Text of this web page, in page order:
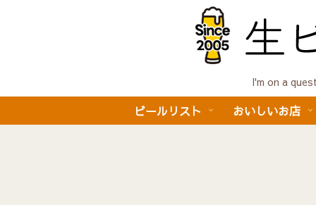
I'm on a
ビールリスト おいしいお店